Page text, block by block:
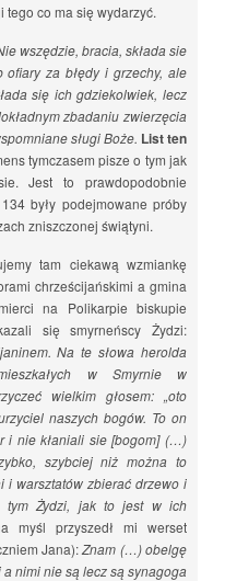
co ma się wydarzyć.
wszędzie, bracia, składa sie
ofiary za błędy i grzechy, ale
się ich gdziekolwiek, lecz
zbadaniu zwierzęcia
sługi Boże. List ten
tymczasem pisze o tym jak
Jest to prawdopodobnie
były podejmowane próby
zniszczonej świątyni.
tam ciekawą wzmiankę
chrześcijańskimi a gmina
na Polikarpie biskupie
się smyrneńscy Żydzi:
Na te słowa herolda
w Smyrnie w
wielkim głosem: „oto
naszych bogów. To on
i nie kłaniali sie [bogom] (…)
szybciej niż można to
i warsztatów zbierać drzewo i
tym Żydzi, jak to jest w ich
myśl przyszedł mi werset
Jana):Znam (…) obelgę
nimi nie są lecz są synagoga